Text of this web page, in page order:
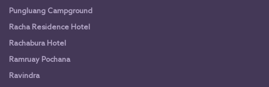
Pungluang Campground
Racha Residence Hotel
Rachabura Hotel
Ramruay Pochana
Ravindra